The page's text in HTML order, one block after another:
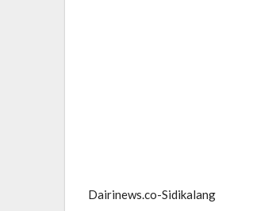
Dairinews.co-Sidikalang